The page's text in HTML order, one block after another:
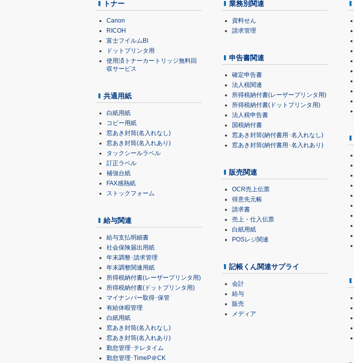
トナー
Canon
RICOH
富士フイルムBI
ドットプリンタ用
使用済トナーカートリッジ無料回
収サービス
共通用紙
白紙用紙
コピー用紙
窓あき封筒(名入れなし)
窓あき封筒(名入れあり)
タックシールラベル
訂正ラベル
補強台紙
FAX感熱紙
ストックフォーム
給与関連
給与支払明細書
社会保険届出用紙
年末調整･請求管理
年末調整関連用紙
所得税納付書(レーザープリンタ用)
所得税納付書(ドットプリンタ用)
マイナンバー取得･保管
有給休暇管理
白紙用紙
窓あき封筒(名入れなし)
窓あき封筒(名入れあり)
勤怠管理･テレタイム
勤怠管理･TimeP＠CK
業務別関連
資料せん
請求管理
申告書関連
確定申告書
法人税関連
所得税納付書(レーザープリンタ用)
所得税納付書(ドットプリンタ用)
法人税申告書
国税納付書
窓あき封筒(納付書用･名入れなし)
窓あき封筒(納付書用･名入れあり)
販売関連
OCR売上伝票
得意先元帳
請求書
売上・仕入伝票
白紙用紙
POSレジ関連
記帳くん関連サプライ
会計
給与
販売
メディア